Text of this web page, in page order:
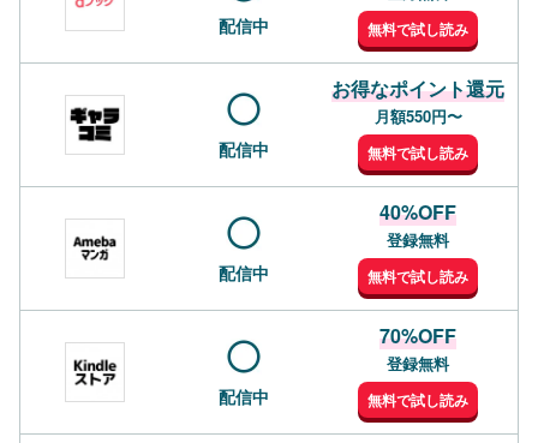
配信中 無料で試し読み
配信中
お得なポイント還元
月額550円〜
無料で試し読み
配信中
40%OFF
登録無料
無料で試し読み
配信中
70%OFF
登録無料
無料で試し読み